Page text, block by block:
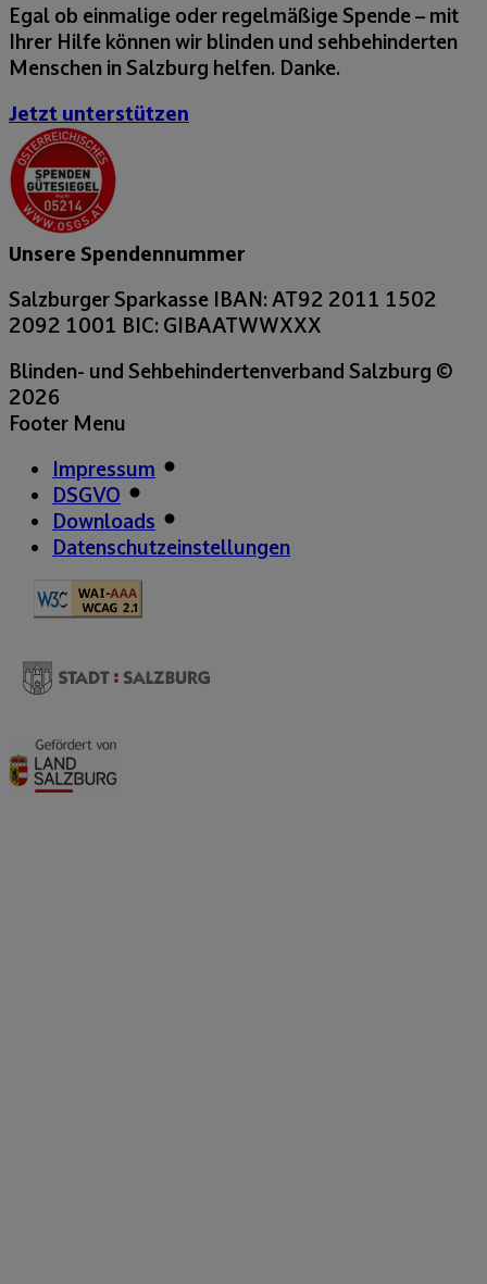
Egal ob einmalige oder regelmäßige Spende – mit
Ihrer Hilfe können wir blinden und sehbehinderten
Menschen in Salzburg helfen. Danke.
Jetzt unterstützen
Unsere Spendennummer
Salzburger Sparkasse IBAN: AT92 2011 1502
2092 1001 BIC: GIBAATWWXXX
Blinden- und Sehbehindertenverband Salzburg ©
2026
Footer Menu
Impressum
DSGVO
Downloads
Datenschutzeinstellungen